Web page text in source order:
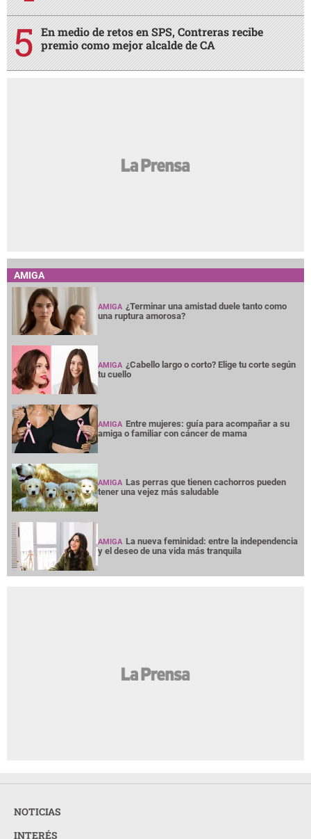
En medio de retos en SPS, Contreras recibe
premio como mejor alcalde de CA
AMIGA
AMIGA ¿Terminar una amistad duele tanto como
una ruptura amorosa?
AMIGA ¿Cabello largo o corto? Elige tu corte según
tu cuello
AMIGA Entre mujeres: guía para acompañar a su
amiga o familiar con cáncer de mama
AMIGA Las perras que tienen cachorros pueden
tener una vejez más saludable
AMIGA La nueva feminidad: entre la independencia
y el deseo de una vida más tranquila
NOTICIAS
INTERÉS